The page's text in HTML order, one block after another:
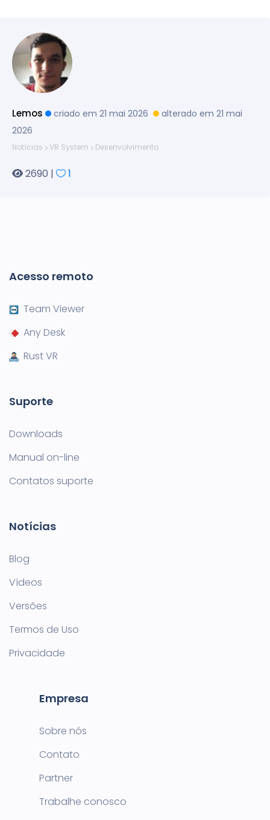
Lemos criado em 21 mai 2026
alterado em 21 mai
2026
Notícias VR System Desenvolvimento
2690 | 1
Acesso remoto
Team Viewer
Any Desk
Rust VR
Suporte
Downloads
Manual on-line
Contatos suporte
Notícias
Blog
Vídeos
Versões
Termos de Uso
Privacidade
Empresa
Sobre nós
Contato
Partner
Trabalhe conosco